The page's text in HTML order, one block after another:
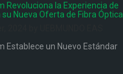
Revoluciona la Experiencia de
su Nueva Oferta de Fibra Óptica
Establece un Nuevo Estándar